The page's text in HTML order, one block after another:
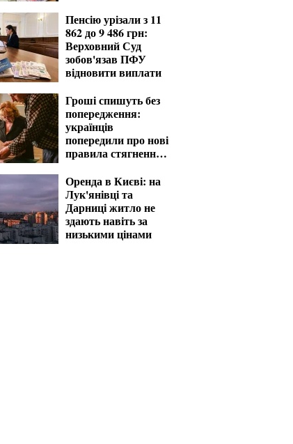
підприємств
Пенсію урізали з 11
862 до 9 486 грн:
Верховний Суд
зобов'язав ПФУ
відновити виплати
Гроші спишуть без
попередження:
українців
попередили про нові
правила стягнення
Оренда в Києві: на
Лук'янівці та
Дарниці житло не
здають навіть за
низькими цінами